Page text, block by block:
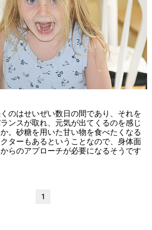
のはせいぜい数日の間であり、それを
ンスが取れ、元気が出てくるのを感じ
。砂糖を用いた甘い物を食べたくなる
ターもあるということなので、身体面
らのアプローチが必要になるそうです
1